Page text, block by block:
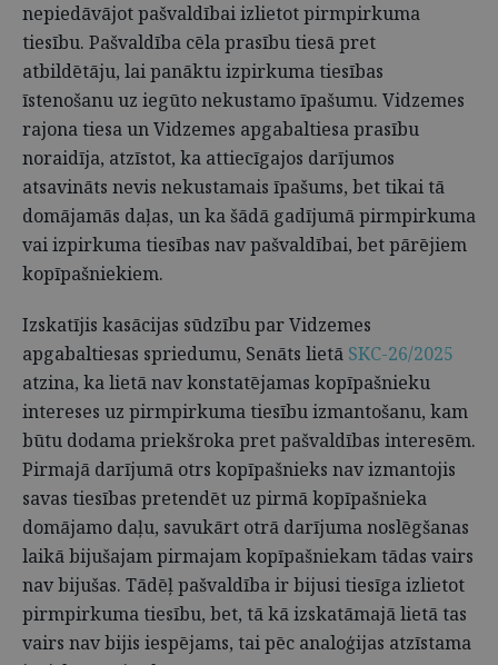
nepiedāvājot pašvaldībai izlietot pirmpirkuma
tiesību. Pašvaldība cēla prasību tiesā pret
atbildētāju, lai panāktu izpirkuma tiesības
īstenošanu uz iegūto nekustamo īpašumu. Vidzemes
rajona tiesa un Vidzemes apgabaltiesa prasību
noraidīja, atzīstot, ka attiecīgajos darījumos
atsavināts nevis nekustamais īpašums, bet tikai tā
domājamās daļas, un ka šādā gadījumā pirmpirkuma
vai izpirkuma tiesības nav pašvaldībai, bet pārējiem
kopīpašniekiem.
Izskatījis kasācijas sūdzību par Vidzemes
apgabaltiesas spriedumu, Senāts lietā SKC-26/2025
atzina, ka lietā nav konstatējamas kopīpašnieku
intereses uz pirmpirkuma tiesību izmantošanu, kam
būtu dodama priekšroka pret pašvaldības interesēm.
Pirmajā darījumā otrs kopīpašnieks nav izmantojis
savas tiesības pretendēt uz pirmā kopīpašnieka
domājamo daļu, savukārt otrā darījuma noslēgšanas
laikā bijušajam pirmajam kopīpašniekam tādas vairs
nav bijušas. Tādēļ pašvaldība ir bijusi tiesīga izlietot
pirmpirkuma tiesību, bet, tā kā izskatāmajā lietā tas
vairs nav bijis iespējams, tai pēc analoģijas atzīstama